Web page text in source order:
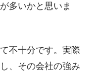
多いかと思いま
不十分です。実際
、その会社の強み